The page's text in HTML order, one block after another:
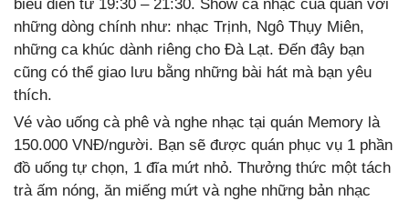
biểu diễn từ 19:30 – 21:30. Show ca nhạc của quán với
những dòng chính như: nhạc Trịnh, Ngô Thụy Miên,
những ca khúc dành riêng cho Đà Lạt. Đến đây bạn
cũng có thể giao lưu bằng những bài hát mà bạn yêu
thích.
Vé vào uống cà phê và nghe nhạc tại quán Memory là
150.000 VNĐ/người. Bạn sẽ được quán phục vụ 1 phần
đồ uống tự chọn, 1 đĩa mứt nhỏ. Thưởng thức một tách
trà ấm nóng, ăn miếng mứt và nghe những bản nhạc